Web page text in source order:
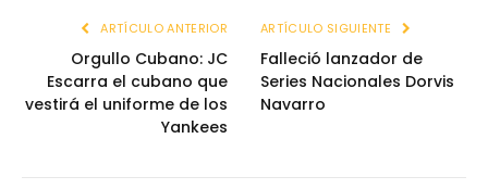
ARTÍCULO ANTERIOR
Orgullo Cubano: JC
Escarra el cubano que
vestirá el uniforme de los
Yankees
ARTÍCULO SIGUIENTE
Falleció lanzador de
Series Nacionales Dorvis
Navarro